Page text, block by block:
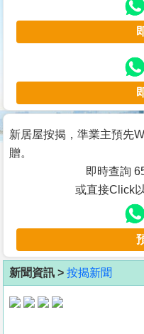
業
主
宅
谷
按
客
地
產
新居屋按揭，準業主預先
贈。
即時查詢
或直接Click
新聞資訊 > 按揭新聞